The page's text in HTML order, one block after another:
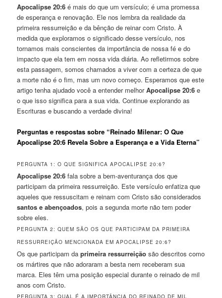
Apocalipse 20:6 é mais do que um versículo; é uma promessa
de esperança e renovação. Ele nos lembra da realidade da
primeira ressurreição e da bênção de reinar com Cristo. À
medida que exploramos o significado desse versículo, nos
tornamos mais conscientes da importância de nossa fé e do
impacto que ela tem em nossa vida diária. Ao refletirmos sobre
esta passagem, somos chamados a viver com a certeza de que
a morte não é o fim, mas um novo começo. Esperamos que este
artigo tenha ajudado você a entender melhorApocalipse 20:6 e
o que isso significa para a sua vida. Continue explorando as
Escrituras e buscando a verdade divina!
Perguntas e respostas sobre “Reinado Milenar: O Que
Apocalipse 20:6 Revela Sobre a Esperança e a Vida Eterna”
PERGUNTA 1: O QUE SIGNIFICA APOCALIPSE 20:6?
Apocalipse 20:6 fala sobre a bem-aventurança dos que
participam da primeira ressurreição. Este versículo enfatiza que
aqueles que ressuscitam e reinam com Cristo são considerados
santos e abençoados, pois a segunda morte não tem poder
sobre eles.
PERGUNTA 2: QUEM SÃO OS QUE PARTICIPAM DA PRIMEIRA
RESSURREIÇÃO MENCIONADA EM APOCALIPSE 20:6?
Os que participam daprimeira ressurreição são descritos como
os mártires que não adoraram a besta nem receberam sua
marca. Eles têm uma posição especial durante o reinado de mil
anos com Cristo.
PERGUNTA 3: QUAL É A IMPORTÂNCIA DO REINADO DE MIL